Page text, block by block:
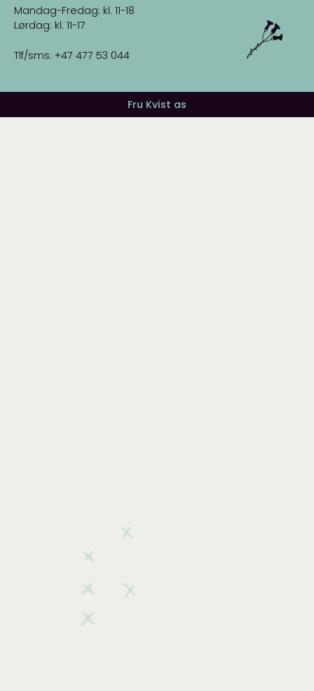
Mandag-Fredag: kl. 11-18
Lørdag: kl. 11-17
Tlf/sms: +47 477 53 044
Fru Kvist as